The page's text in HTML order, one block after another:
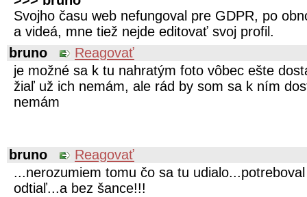
Svojho času web nefungoval pre GDPR, po
a videá, mne tiež nejde editovať svoj profil.
bruno
Reagovať
je možné sa k tu nahratým foto vôbec ešte
žiaľ už ich nemám, ale rád by som sa k ním
nemám
bruno
Reagovať
...nerozumiem tomu čo sa tu
odtiaľ...a bez šance!!!